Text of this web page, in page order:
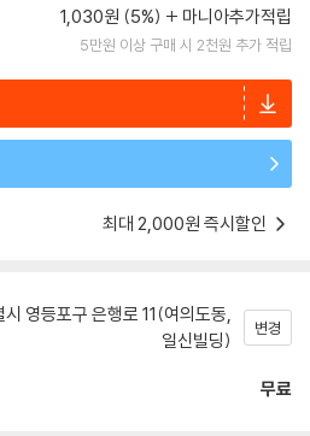
1,030원 (5%) 마니아추가적립
5만원 이상 구매 시 2천원 추가 적립
최대 2,000원 즉시할인
시 영등포구 은행로 11(여의도동,
일신빌딩)
변경
무료